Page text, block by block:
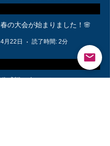
春の大会が始まりました！🌸
4月22日 読了時間: 2分
公式戦に向けて❗️